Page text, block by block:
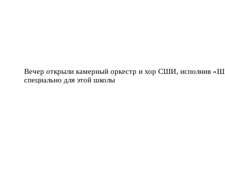
Вечер открыли камерный оркестр и хор СШИ, исполнив
специально для этой школы